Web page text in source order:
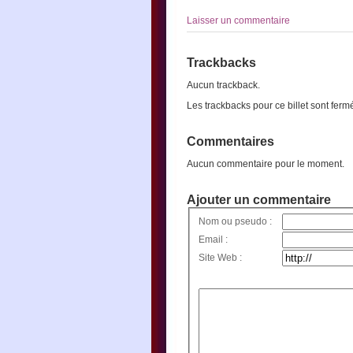
Laisser un commentaire
Trackbacks
Aucun trackback.
Les trackbacks pour ce billet sont
Commentaires
Aucun commentaire pour le moment.
Ajouter un commentaire
Nom ou pseudo :
Email :
Site Web :